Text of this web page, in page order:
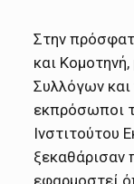
Στην
και
Συλλόγων
εκπρόσωποι
Ινστιτούτου
ξεκαθάρισαν
εφαρμοστεί